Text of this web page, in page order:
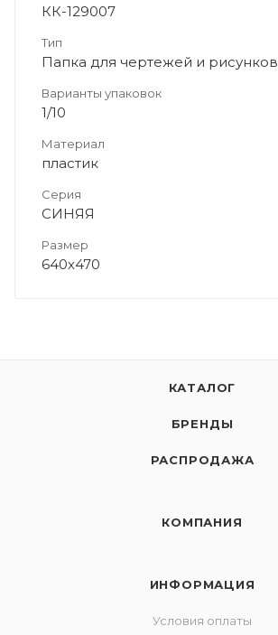
КК-129007
Тип
Папка для чертежей и рисунков
Варианты упаковок
1/10
Материал
пластик
Серия
СИНЯЯ
Размер
640х470
КАТАЛОГ
БРЕНДЫ
РАСПРОДАЖА
КОМПАНИЯ
ИНФОРМАЦИЯ
Условия оплаты